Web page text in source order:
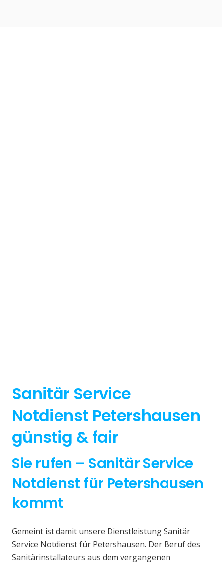
Sanitär Service
Notdienst Petershausen
günstig & fair
Sie rufen – Sanitär Service
Notdienst für Petershausen
kommt
Gemeint ist damit unsere Dienstleistung Sanitär
Service Notdienst für Petershausen. Der Beruf des
Sanitärinstallateurs aus dem vergangenen